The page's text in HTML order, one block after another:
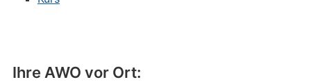
Ihre AWO vor Ort: